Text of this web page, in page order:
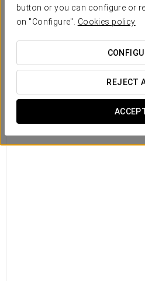
button or you can configure or
on "Configure". Cookies policy
REJECT